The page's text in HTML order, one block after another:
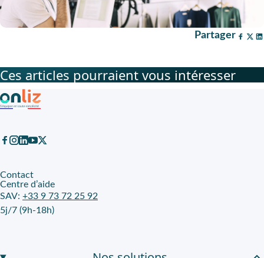
Partager
Ces articles pourraient vous intéresser
Contact
Centre d’aide
SAV: +33 9 73 72 25 92
5j/7 (9h-18h)